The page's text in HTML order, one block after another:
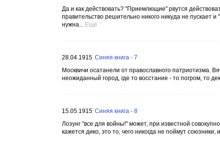
Да и как действовать? "Приемлющие" рвутся
правительство решительно никого никуда не пускает
нужна... Ещё
28.04.1915 Синяя книга - 7
Москвичи осатанели от православного патриотизма.
неожиданный город, где то восстание - то погром, то
15.05.1915 Синяя книга - 8
Лозунг "все для войны!" может, при известной
кажется дико, это то, чего никогда не поймут